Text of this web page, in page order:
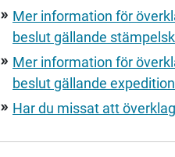
double_arrow Mer information för
beslut gällande
double_arrow Mer information för
beslut gällande
double_arrow Har du missat att